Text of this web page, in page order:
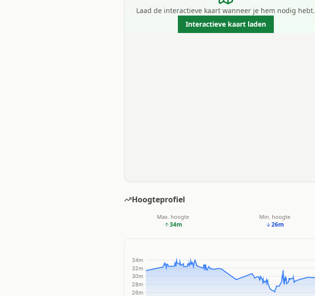
Laad de interactieve kaart wanneer je hem nodig hebt.
Interactieve kaart laden
Hoogteprofiel
Max. hoogte
34m
Min. hoogte
26m